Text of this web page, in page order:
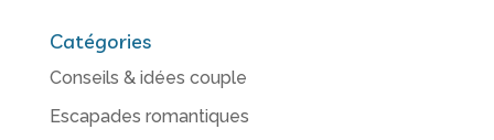
Catégories
Conseils & idées couple
Escapades romantiques